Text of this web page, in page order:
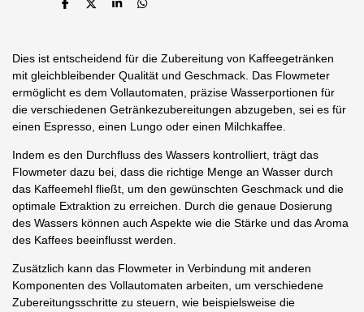
T
e
n
T
e
n
T
e
n
T
e
n
Dies ist entscheidend für die Zubereitung von Kaffeegetränken
mit gleichbleibender Qualität und Geschmack. Das Flowmeter
ermöglicht es dem Vollautomaten, präzise Wasserportionen für
die verschiedenen Getränkezubereitungen abzugeben, sei es für
einen Espresso, einen Lungo oder einen Milchkaffee.
Indem es den Durchfluss des Wassers kontrolliert, trägt das
Flowmeter dazu bei, dass die richtige Menge an Wasser durch
das Kaffeemehl fließt, um den gewünschten Geschmack und die
optimale Extraktion zu erreichen. Durch die genaue Dosierung
des Wassers können auch Aspekte wie die Stärke und das Aroma
des Kaffees beeinflusst werden.
Zusätzlich kann das Flowmeter in Verbindung mit anderen
Komponenten des Vollautomaten arbeiten, um verschiedene
Zubereitungsschritte zu steuern, wie beispielsweise die